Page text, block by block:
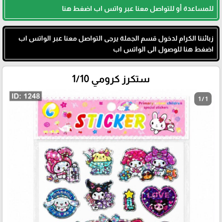
للمساعدة أو للتواصل معنا عبر واتس اب اضغط هنا
زبائننا الكرام لدخول قسم الجملة يرجى التواصل معنا عبر الواتس اب
اضغط هنا للوصول الى الواتس اب
ستكرز كرومي 1/10
1 / 1